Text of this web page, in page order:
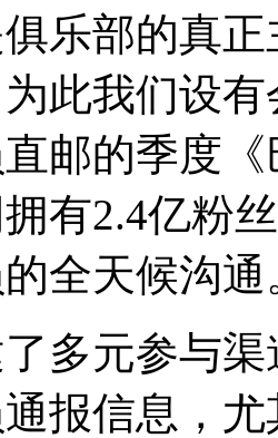
乐部的真
此我们设
邮的季度
有2.4亿粉
全天候沟通
多元参与
报信息，